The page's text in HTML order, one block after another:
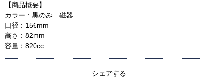
【商品概要】
カラー：黒のみ 磁器
口径：156mm
高さ：82mm
容量：820cc
シェアする